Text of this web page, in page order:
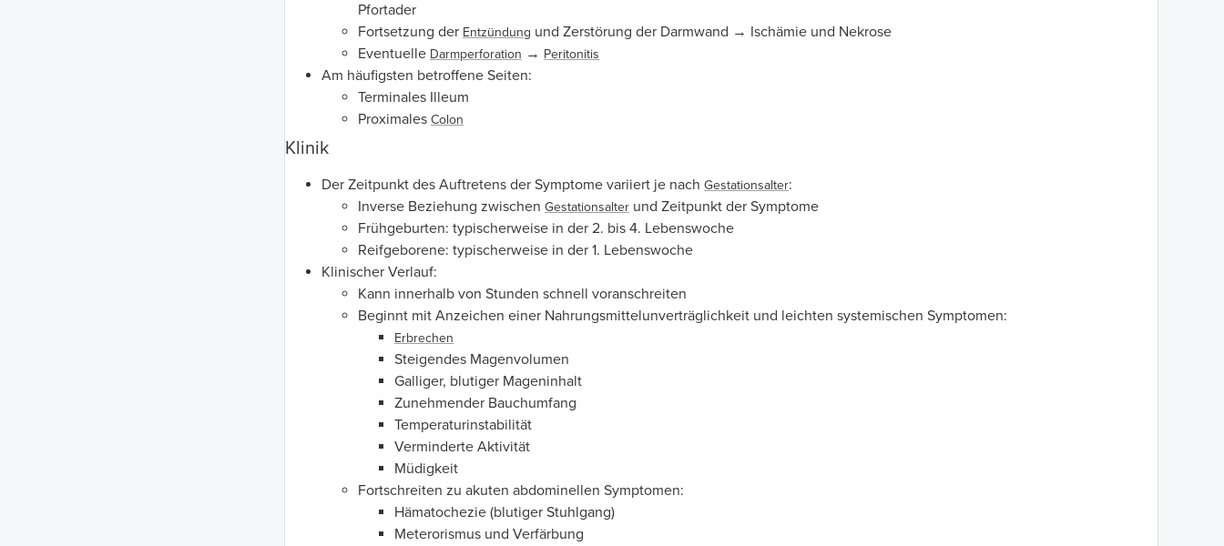
Pfortader
Fortsetzung der Entzündung und Zerstörung der Darmwand → Ischämie und Nekrose
Eventuelle Darmperforation → Peritonitis
Am häufigsten betroffene Seiten:
Terminales Illeum
Proximales Colon
Klinik
Der Zeitpunkt des Auftretens der Symptome variiert je nach Gestationsalter:
Inverse Beziehung zwischen Gestationsalter und Zeitpunkt der Symptome
Frühgeburten: typischerweise in der 2. bis 4. Lebenswoche
Reifgeborene: typischerweise in der 1. Lebenswoche
Klinischer Verlauf:
Kann innerhalb von Stunden schnell voranschreiten
Beginnt mit Anzeichen einer Nahrungsmittelunverträglichkeit und leichten systemischen Symptomen:
Erbrechen
Steigendes Magenvolumen
Galliger, blutiger Mageninhalt
Zunehmender Bauchumfang
Temperaturinstabilität
Verminderte Aktivität
Müdigkeit
Fortschreiten zu akuten abdominellen Symptomen:
Hämatochezie (blutiger Stuhlgang)
Meterorismus und Verfärbung